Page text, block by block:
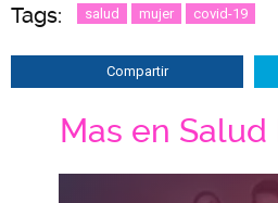
Tags: salud mujer covid-19
Compartir
Mas en